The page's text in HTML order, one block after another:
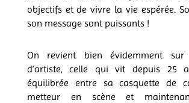
objectifs et de vivre la vie espérée.
son message sont puissants !
On revient bien évidemment
d’artiste, celle qui vit depuis 25
équilibrée entre sa casquette de
metteur en scène et